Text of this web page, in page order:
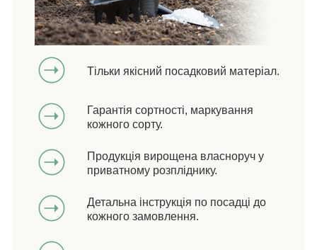
Тільки якісний посадковий матеріал.
Гарантія сортності, маркування
кожного сорту.
Продукція вирощена власноруч у
приватному розпліднику.
Детальна інструкція по посадці до
кожного замовлення.